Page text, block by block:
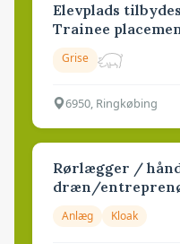
Elevplads
Trainee
Grise
6950, Ringkøbing
Rørlægger /
dræn/
Anlæg Kloak